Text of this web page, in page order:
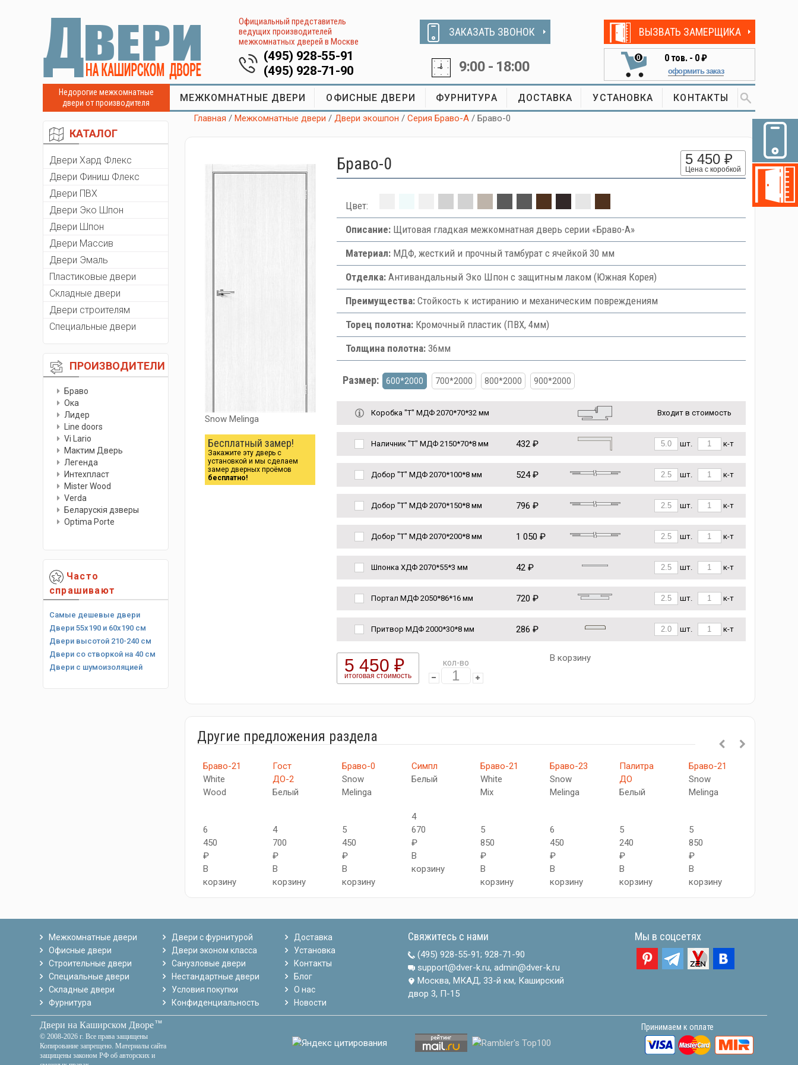
Официальный представитель
ведущих производителей
межкомнатных дверей в Москве
(495) 928-55-91
(495) 928-71-90
ЗАКАЗАТЬ ЗВОНОК
9:00 - 18:00
ВЫЗВАТЬ ЗАМЕРЩИКА
0 0тов. - 0 ₽
оформить заказ
Недорогие межкомнатные
двери от производителя
МЕЖКОМНАТНЫЕ ДВЕРИ ОФИСНЫЕ ДВЕРИ ФУРНИТУРА ДОСТАВКА УСТАНОВКА КОНТАКТЫ
КАТАЛОГ
Двери Хард Флекс
Двери Финиш Флекс
Двери ПВХ
Двери Эко Шпон
Двери Шпон
Двери Массив
Двери Эмаль
Пластиковые двери
Складные двери
Двери строителям
Специальные двери
ПРОИЗВОДИТЕЛИ
Браво
Ока
Лидер
Line doors
Vi Lario
Мактим Дверь
Легенда
Интехпласт
Мister Wood
Verda
Беларускiя дзверы
Optima Porte
Часто
спрашивают
Самые дешевые двери
Двери 55х190 и 60х190 см
Двери высотой 210-240 см
Двери со створкой на 40 см
Двери с шумоизоляцией
Главная /Межкомнатные двери /Двери экошпон /Серия Браво-А / Браво-0
Snow Melinga
Бесплатный замер!
Закажите эту дверь с
установкой и мы сделаем
замер дверных проёмов
бесплатно!
Браво-0 5 450 ₽
Цена с коробкой
Цвет:
Описание:Щитовая гладкая межкомнатная дверь серии «Браво-А»
Материал:МДФ, жесткий и прочный тамбурат с ячейкой 30 мм
Отделка:Антивандальный Эко Шпон с защитным лаком (Южная Корея)
Преимущества:Стойкость к истиранию и механическим повреждениям
Торец полотна:Кромочный пластик (ПВХ, 4мм)
Толщина полотна:36мм
Размер: 600*2000 700*2000 800*2000 900*2000
Коробка "Т" МДФ 2070*70*32 мм Входит в стоимость
Наличник "Т" МДФ 2150*70*8 мм 432 ₽ шт. к-т
Добор "Т" МДФ 2070*100*8 мм 524 ₽ шт. к-т
Добор "Т" МДФ 2070*150*8 мм 796 ₽ шт. к-т
Добор "Т" МДФ 2070*200*8 мм 1 050 ₽ шт. к-т
Шпонка ХДФ 2070*55*3 мм 42 ₽ шт. к-т
Портал МДФ 2050*86*16 мм 720 ₽ шт. к-т
Притвор МДФ 2000*30*8 мм 286 ₽ шт. к-т
5 450 ₽
итоговая стоимость
кол-во В корзину
Другие предложения раздела
Браво-21
White
Wood
6
450
₽
В
корзину
Гост
ДО-2
Белый
4
700
₽
В
корзину
Браво-0
Snow
Melinga
5
450
₽
В
корзину
Симпл
Белый
4
670
₽
В
корзину
Браво-21
White
Mix
5
850
₽
В
корзину
Браво-23
Snow
Melinga
6
450
₽
В
корзину
Палитра
ДО
Белый
5
240
₽
В
корзину
Браво-21
Snow
Melinga
5
850
₽
В
корзину
Межкомнатные двери
Офисные двери
Строительные двери
Специальные двери
Складные двери
Фурнитура
Двери с фурнитурой
Двери эконом класса
Санузловые двери
Нестандартные двери
Условия покупки
Конфиденциальность
Доставка
Установка
Контакты
Блог
О нас
Новости
Свяжитесь с нами
(495) 928-55-91; 928-71-90
support@dver-k.ru, admin@dver-k.ru
Москва, МКАД, 33-й км, Каширский
двор 3, П-15
Мы в соцсетях
Двери на Каширском Дворетм
© 2008-2026 г. Все права защищены
Копирование запрещено. Материалы сайта
защищены законом РФ об авторских и
Принимаем к оплате